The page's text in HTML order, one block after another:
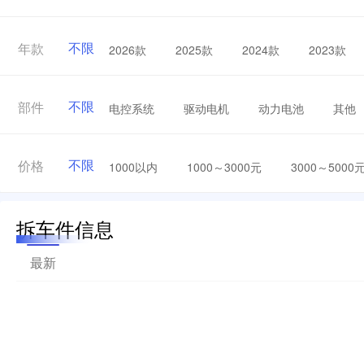
年款 不限 2026款 2025款 2024款 2023款
部件 不限 电控系统 驱动电机 动力电池 其他
价格 不限 1000以内 1000～3000元 3000～5000
拆车件信息
最新